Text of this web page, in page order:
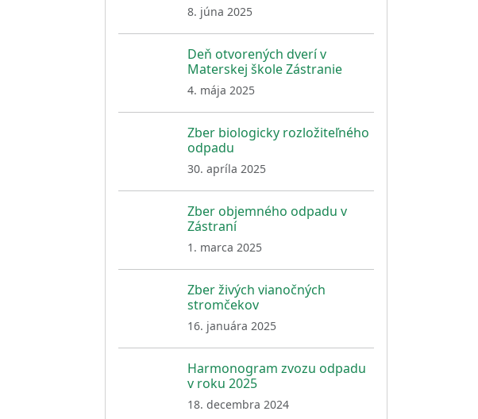
8. júna 2025
Deň otvorených dverí v
Materskej škole Zástranie
4. mája 2025
Zber biologicky rozložiteľného
odpadu
30. apríla 2025
Zber objemného odpadu v
Zástraní
1. marca 2025
Zber živých vianočných
stromčekov
16. januára 2025
Harmonogram zvozu odpadu
v roku 2025
18. decembra 2024